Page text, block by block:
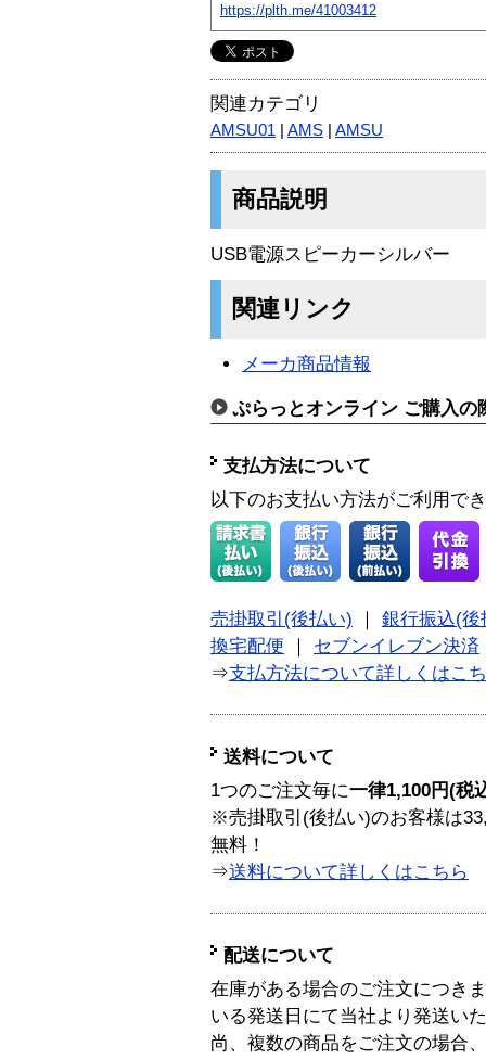
https://plth.me/41003412
関連カテゴリ
AMSU01 AMS AMSU
商品説明
USB電源スピーカーシルバー
関連リンク
メーカ商品情報
ぷらっとオンライン ご購入の
支払方法について
以下のお支払い方法がご利用で
売掛取引(後払い)
銀行振込(後
換宅配便
セブンイレブン決済
⇒支払方法について詳しくはこ
送料について
1つのご注文毎に一律1,100円(税
※売掛取引(後払い)のお客様は
無料！
⇒送料について詳しくはこちら
配送について
在庫がある場合のご注文につき
いる発送日にて当社より発送い
尚、複数の商品をご注文の場合